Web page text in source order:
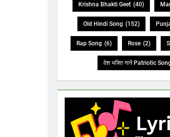
Krishna Bhakti Geet (40)
Old Hindi Song (152)
Rap Song (6) Rose (2)
देश भक्ति गानें Patriotic